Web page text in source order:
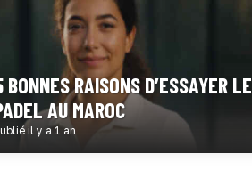
BONNES RAISONS D’ESSAYER LE
AU MAROC
il y a 1 an